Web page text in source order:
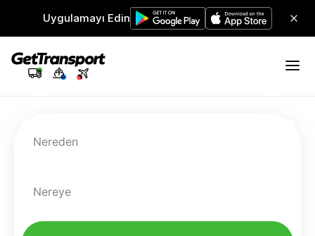
Uygulamayı Edin
Nereden
Nereye